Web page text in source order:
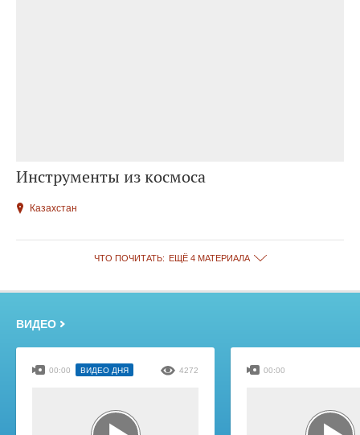
Инструменты из космоса
Казахстан
ЧТО ПОЧИТАТЬ: ЕЩЁ 4 МАТЕРИАЛА
ВИДЕО
00:00 ВИДЕО ДНЯ 4272 00:00